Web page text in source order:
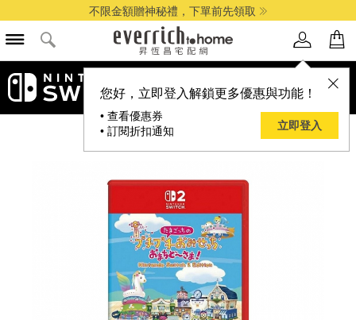
不限金額贈神秘禮，下單前先領取
您好，立即登入解鎖更多優惠與功能！
• 查看優惠券
• 訂閱折扣通知
立即登入